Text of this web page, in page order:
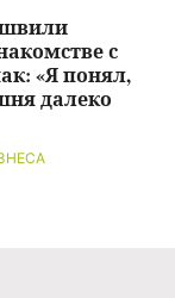
с
«Я понял,
далеко